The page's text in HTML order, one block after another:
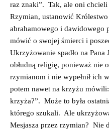
raz znaki”. Tak, ale oni
Rzymian, ustanowić
abrahamowego i dawidowego
mówić o swojej śmierci i
Ukrzyżowanie spadło na Pana
obłudną religię, ponieważ nie
rzymianom i nie wypełnił ich
potem nawet na krzyżu
krzyża?”. Może to była
którego szukali. Ale
Mesjasza przez rzymian? Nie